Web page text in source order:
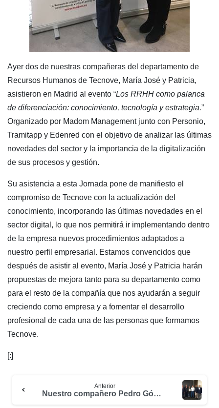
Ayer dos de nuestras compañeras del departamento de
Recursos Humanos de Tecnove, María José y Patricia,
asistieron en Madrid al evento “Los RRHH como palanca
de diferenciación: conocimiento, tecnología y estrategia.”
Organizado por Madom Management junto con Personio,
Tramitapp y Edenred con el objetivo de analizar las últimas
novedades del sector y la importancia de la digitalización
de sus procesos y gestión.
Su asistencia a esta Jornada pone de manifiesto el
compromiso de Tecnove con la actualización del
conocimiento, incorporando las últimas novedades en el
sector digital, lo que nos permitirá ir implementando dentro
de la empresa nuevos procedimientos adaptados a
nuestro perfil empresarial. Estamos convencidos que
después de asistir al evento, María José y Patricia harán
propuestas de mejora tanto para su departamento como
para el resto de la compañía que nos ayudarán a seguir
creciendo como empresa y a fomentar el desarrollo
profesional de cada una de las personas que formamos
Tecnove.
[:]
Anterior
Nuestro compañero Pedro Gómez cumple 25 años en TECNOVE